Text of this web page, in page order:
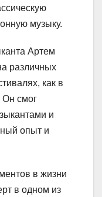
музыку.
Артем
различных
как в
Он смог
и
опыт и
в жизни
в одном из